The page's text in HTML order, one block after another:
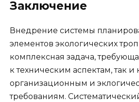
Заключение
Внедрение системы
элементов экологических
комплексная задача,
к техническим аспектам, так и
организационным и
требованиям.